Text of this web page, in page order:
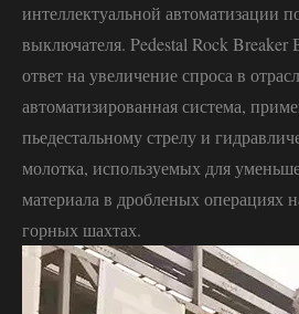
интеллектуальной автоматизации
выключателя. Pedestal Rock Breaker
ответ на увеличение спроса в
автоматизированная система,
пьедестальному стрелу и
молотка, используемых для
материала в дробленых операциях
горных шахтах.